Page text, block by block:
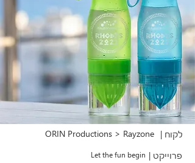
ORIN Productions > Rayzone לקוח |
Let the fun begin פרוייקט |